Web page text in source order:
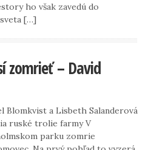
ho však zavedú do
[…]
zomrieť – David
Blomkvist a Lisbeth Salanderová
ruské trolie farmy V
parku zomrie